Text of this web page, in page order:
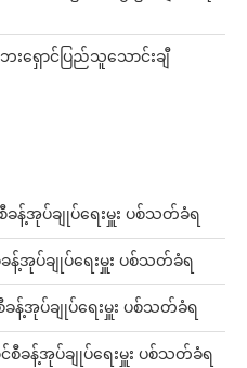
ရှောင်ပြည်သူသောင်းချီ
န့်အုပ်ချုပ်ရေးမှူး ပစ်သတ်ခံရ
အုပ်ချုပ်ရေးမှူး ပစ်သတ်ခံရ
အုပ်ချုပ်ရေးမှူး ပစ်သတ်ခံရ
ခန့်အုပ်ချုပ်ရေးမှူး ပစ်သတ်ခံရ